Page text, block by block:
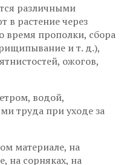
различными
в растение через
время прополки, сбора
и т. д.),
ожогов,
водой,
труда при уходе за
материале, на
на сорняках, на